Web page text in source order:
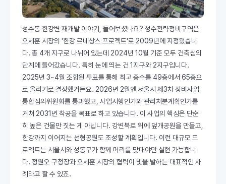
성수동 한강변 재개발 이야기, 들어보셨나요? 성수전략정비구역은
오세훈 시장의 '한강 르네상스 프로젝트'로 2009년에 지정됐습니
다. 총 4개 지구로 나뉘어 있는데 2024년 10월 기준 모두 건축심의
단계에 들어갔습니다. 특히 눈에 띄는 건 1지구와 2지구입니다.
2025년 3~4월 조합원 투표를 통해 최고 층수를 49층에서 65층으
로 올리기로 결정했거든요. 2026년 2월엔 서울시 제3차 정비사업
통합심의위원회를 통과했고, 사업시행인가와 관리처분계획인가를
거쳐 2031년 착공을 목표로 하고 있습니다. 이 사업의 핵심은 단순
히 높은 건물만 짓는 게 아닙니다. 강변북로 위에 덮개공원을 만들고,
한강까지 이어지는 선형공원도 조성할 계획입니다. 이런 대규모 프
로젝트는 서울시와 성동구가 함께 머리를 맞대야만 실현 가능합니
다. 정원오 구청장과 오세훈 시장의 협력이 빛을 발하는 대표적인 사
례라고 할 수 있죠.